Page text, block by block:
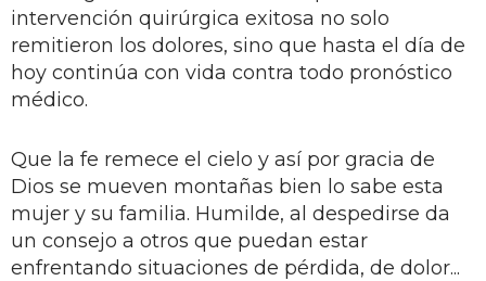
intervención quirúrgica exitosa no solo
remitieron los dolores, sino que hasta el día de
hoy continúa con vida contra todo pronóstico
médico.
Que la fe remece el cielo y así por gracia de
Dios se mueven montañas bien lo sabe esta
mujer y su familia. Humilde, al despedirse da
un consejo a otros que puedan estar
enfrentando situaciones de pérdida, de dolor...